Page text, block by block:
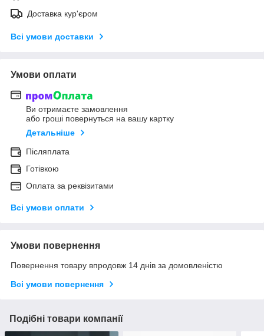
Доставка кур'єром
Всі умови доставки
Умови оплати
Ви отримаєте замовлення
або гроші повернуться на вашу картку
Детальніше
Післяплата
Готівкою
Оплата за реквізитами
Всі умови оплати
Умови повернення
Повернення товару впродовж 14 днів за домовленістю
Всі умови повернення
Подібні товари компанії